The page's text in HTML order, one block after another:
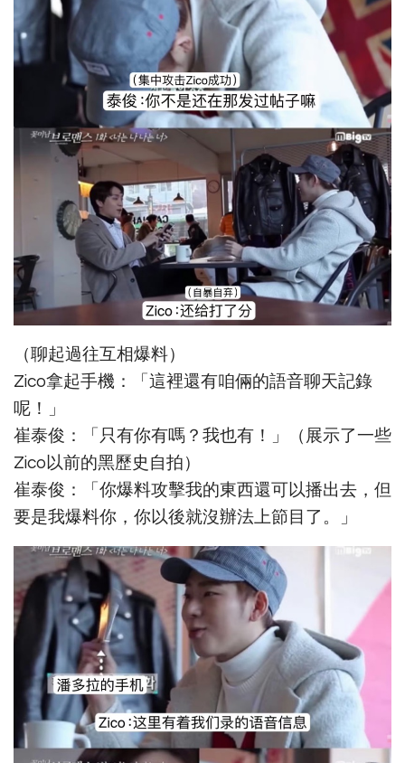
（聊起過往互相爆料）
Zico拿起手機：「這裡還有咱倆的語音聊天記錄
呢！」
崔泰俊：「只有你有嗎？我也有！」（展示了一些
Zico以前的黑歷史自拍）
崔泰俊：「你爆料攻擊我的東西還可以播出去，但
要是我爆料你，你以後就沒辦法上節目了。」